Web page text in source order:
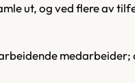
ut, og ved flere av
medarbeider;